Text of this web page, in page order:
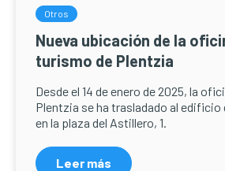
Otros
Nueva ubicación de la
turismo de Plentzia
Desde el 14 de enero de 2025, la
Plentzia se ha trasladado al
en la plaza del Astillero, 1.
Leer más